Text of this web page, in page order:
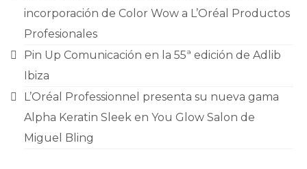
incorporación de Color Wow a L’Oréal Productos
Profesionales
Pin Up Comunicación en la 55ª edición de Adlib
Ibiza
L’Oréal Professionnel presenta su nueva gama
Alpha Keratin Sleek en You Glow Salon de
Miguel Bling